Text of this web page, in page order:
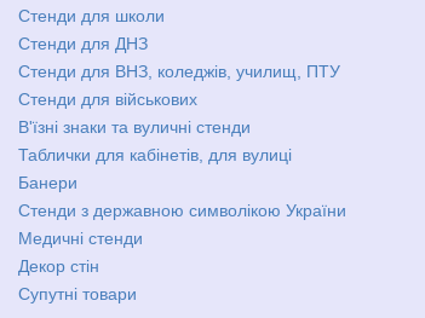
Стенди для школи
Стенди для ДНЗ
Стенди для ВНЗ, коледжів, училищ, ПТУ
Стенди для військових
В'їзні знаки та вуличні стенди
Таблички для кабінетів, для вулиці
Банери
Стенди з державною символікою України
Медичні стенди
Декор стін
Супутні товари